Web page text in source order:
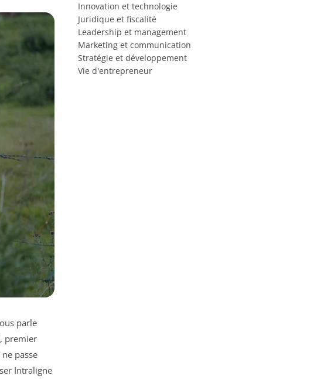
parle
premier
passe
Intraligne
Innovation et technologie
Juridique et fiscalité
Leadership et management
Marketing et communication
Stratégie et développement
Vie d'entrepreneur